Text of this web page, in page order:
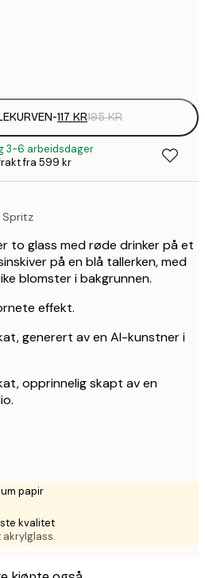
-117 KR195 KR
3-6 arbeidsdager
fra 599 kr
Spritz
to glass med røde drinker på et
på en blå tallerken, med
blomster i bakgrunnen.
effekt.
generert av en AI-kunstner i
opprinnelig skapt av en
papir
kvalitet